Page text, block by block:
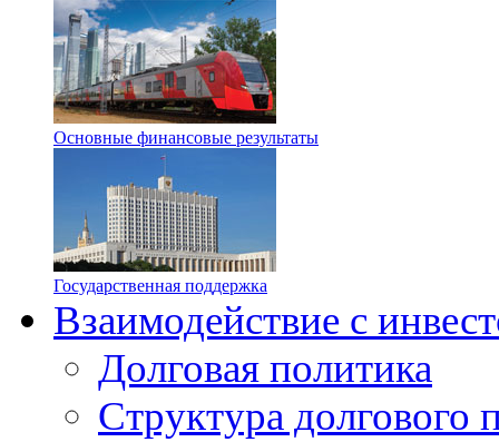
Основные финансовые результаты
Государственная поддержка
Взаимодействие с
Долговая политика
Структура долгового